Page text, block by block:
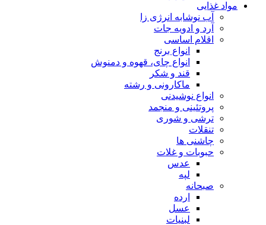
مواد غذایی
آب نوشابه انرژی زا
آرد و ادویه جات
اقلام اساسی
انواع برنج
انواع چای، قهوه و دمنوش
قند و شکر
ماکارونی و رشته
انواع نوشیدنی
پروتئینی و منجمد
ترشی و شوری
تنقلات
چاشنی ها
حبوبات و غلات
عدس
لپه
صبحانه
ارده
عسل
لبنیات